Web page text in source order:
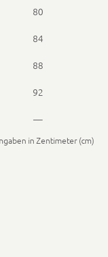
80
84
88
92
—
in Zen­time­ter (cm)